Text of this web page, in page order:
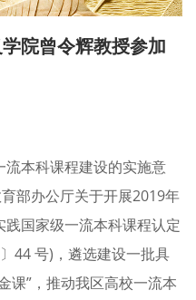
院曾令辉教授参加
本科课程建设的实施意
部办公厅关于开展2019年
国家级一流本科课程认定
44 号)，遴选建设一批具
课”，推动我区高校一流本